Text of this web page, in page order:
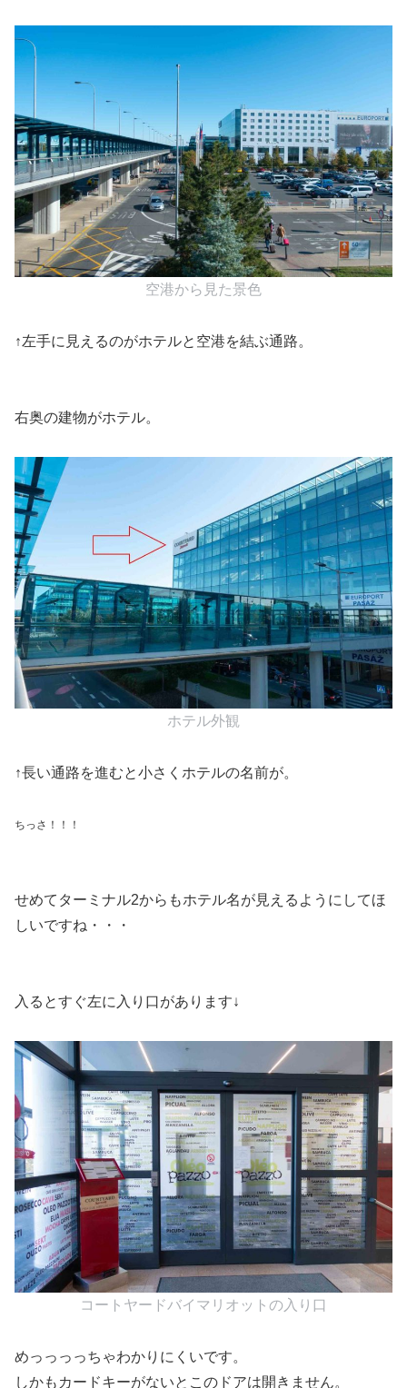
空港から見た景色
↑左手に見えるのがホテルと空港を結ぶ通路。
右奥の建物がホテル。
ホテル外観
↑長い通路を進むと小さくホテルの名前が。
ちっさ！！！
せめてターミナル2からもホテル名が見えるようにしてほ
しいですね・・・
入るとすぐ左に入り口があります↓
コートヤードバイマリオットの入り口
めっっっっちゃわかりにくいです。
しかもカードキーがないとこのドアは開きません。